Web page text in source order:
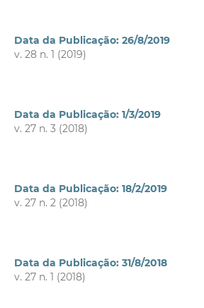
Data da Publicação: 26/8/2019
v. 28 n. 1 (2019)
Data da Publicação: 1/3/2019
v. 27 n. 3 (2018)
Data da Publicação: 18/2/2019
v. 27 n. 2 (2018)
Data da Publicação: 31/8/2018
v. 27 n. 1 (2018)